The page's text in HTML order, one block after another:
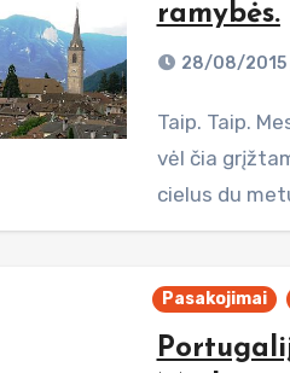
ramybės.
28/08/2015
Taip. Taip. Mes vėl Kalterne... Labai jau jo pasiilgome... ir
vėl čia
cielus du
Pasakojimai